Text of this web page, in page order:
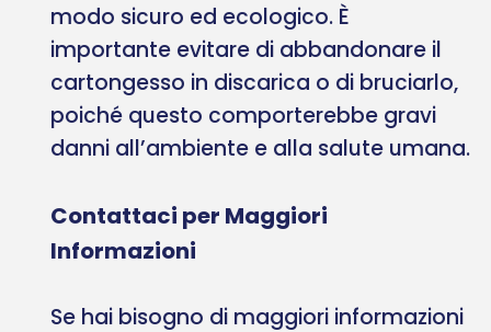
modo sicuro ed ecologico. È
importante evitare di abbandonare il
cartongesso in discarica o di bruciarlo,
poiché questo comporterebbe gravi
danni all’ambiente e alla salute umana.
Contattaci per Maggiori
Informazioni
Se hai bisogno di maggiori informazioni